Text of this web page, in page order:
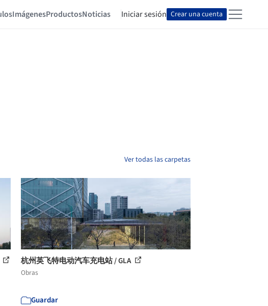
ImágenesProductosNoticias Iniciar sesión Crear una cuenta
Ver todas las carpetas
杭州英飞特电动汽车充电站 / GLA
Obras
Guardar